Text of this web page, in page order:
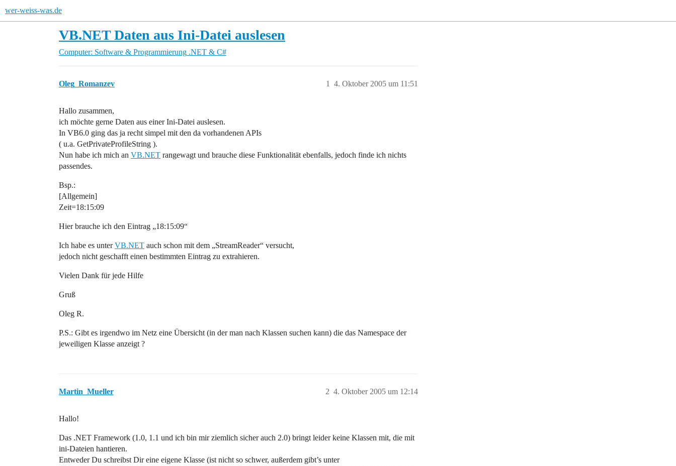
wer-weiss-was.de
VB.NET Daten aus Ini-Datei auslesen
Computer: Software & Programmierung .NET & C#
Oleg_Romanzev 4. Oktober 2005 um 11:51
1
Hallo zusammen,
ich möchte gerne Daten aus einer Ini-Datei auslesen.
In VB6.0 ging das ja recht simpel mit den da vorhandenen APIs
( u.a. GetPrivateProfileString ).
Nun habe ich mich an VB.NET rangewagt und brauche diese Funktionalität ebenfalls, jedoch finde ich nichts
passendes.
Bsp.:
[Allgemein]
Zeit=18:15:09
Hier brauche ich den Eintrag „18:15:09“
Ich habe es unterVB.NET auch schon mit dem „StreamReader“ versucht,
jedoch nicht geschafft einen bestimmten Eintrag zu extrahieren.
Vielen Dank für jede Hilfe
Gruß
Oleg R.
P.S.: Gibt es irgendwo im Netz eine Übersicht (in der man nach Klassen suchen kann) die das Namespace der
jeweiligen Klasse anzeigt ?
Martin_Mueller 4. Oktober 2005 um 12:14
2
Hallo!
Das .NET Framework (1.0, 1.1 und ich bin mir ziemlich sicher auch 2.0) bringt leider keine Klassen mit, die mit
ini-Dateien hantieren.
Entweder Du schreibst Dir eine eigene Klasse (ist nicht so schwer, außerdem gibt’s unter